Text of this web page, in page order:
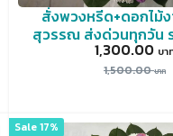
สั่งพวงหรีด+ดอกไม้
สุวรรณ ส่งด่วนทุกวัน
1,500.00
1,300.00
Sale 17%